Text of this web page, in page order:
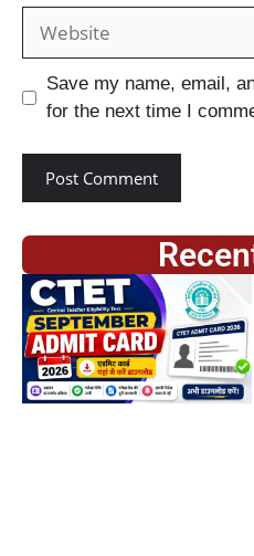
Save my name, email,
for the next time I